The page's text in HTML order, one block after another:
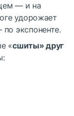
— и на
удорожает
экспоненте.
«сшиты» друг